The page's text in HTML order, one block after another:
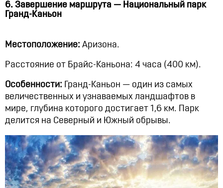
6. Завершение маршрута — Национальный парк
Гранд-Каньон
Местоположение: Аризона.
Расстояние от Брайс-Каньона: 4 часа (400 км).
Особенности: Гранд-Каньон — один из самых
величественных и узнаваемых ландшафтов в
мире, глубина которого достигает 1,6 км. Парк
делится на Северный и Южный обрывы.